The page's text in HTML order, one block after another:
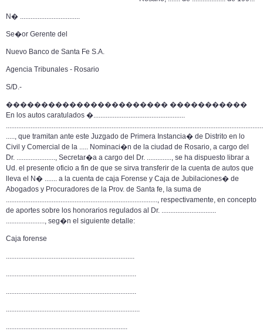
N� ..................................
Se�or Gerente del
Nuevo Banco de Santa Fe S.A.
Agencia Tribunales - Rosario
S/D.-
����������������������� �����������
En los autos caratulados �....................................................
....., que tramitan ante este Juzgado de Primera Instancia� de Distrito en lo
Civil y Comercial de la ..... Nominaci�n de la ciudad de Rosario, a cargo del
Dr. ......................, Secretar�a a cargo del Dr. .............., se ha dispuesto librar a
Ud. el presente oficio a fin de que se sirva transferir de la cuenta de autos que
lleva el N� ....... a la cuenta de caja Forense y Caja de Jubilaciones� de
Abogados y Procuradores de la Prov. de Santa fe, la suma de
......................................................................................, respectivamente, en concepto
de aportes sobre los honorarios regulados al Dr. ...............................
......................, seg�n el siguiente detalle:
Caja forense
.........................................................................
..........................................................................
..........................................................................
............................................................................
.....................................................................